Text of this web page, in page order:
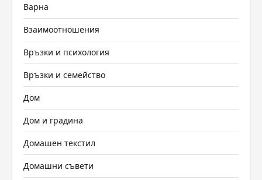
Варна
Взаимоотношения
Връзки и психология
Връзки и семейство
Дом
Дом и градина
Домашен текстил
Домашни съвети